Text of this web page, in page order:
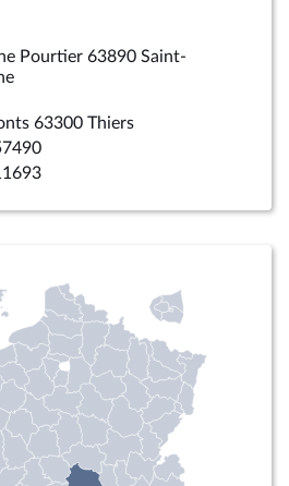
Pourtier 63890 Saint-
63300 Thiers